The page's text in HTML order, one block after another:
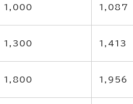
1,000 1,087
1,300 1,413
1,800 1,956